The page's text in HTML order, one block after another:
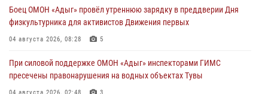
Боец ОМОН «Адыг» провёл утреннюю зарядку в преддверии Дня
физкультурника для активистов Движения первых
04 августа 2026, 08:28 5
При силовой поддержке ОМОН «Адыг» инспекторами ГИМС
пресечены правонарушения на водных объектах Тувы